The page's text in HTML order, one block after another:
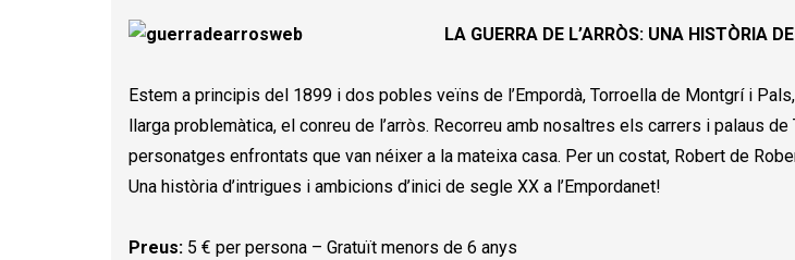
LA GUERRA DE L’ARRÒS: UNA HISTÒRIA
Estem a principis del 1899 i dos pobles veïns de l’Empordà, Torroella de Montgrí i
llarga problemàtica, el conreu de l’arròs. Recorreu amb nosaltres els carrers i palaus
personatges enfrontats que van néixer a la mateixa casa. Per un costat, Robert de
Una història d’intrigues i ambicions d’inici de segle XX a l’Empordanet!
Preus: 5 € per persona – Gratuït menors de 6 anys